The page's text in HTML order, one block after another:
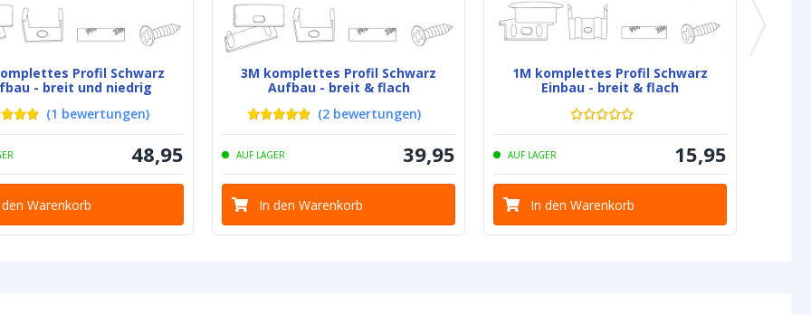
Profil Schwarz
- breit und niedrig
(1 bewertungen)
48,95
Warenkorb
3M komplettes Profil Schwarz
Aufbau - breit & flach
(2 bewertungen)
AUF LAGER 39,95
In den Warenkorb
1M komplettes Profil Schwarz
Einbau - breit & flach
AUF LAGER 15,95
In den Warenkorb